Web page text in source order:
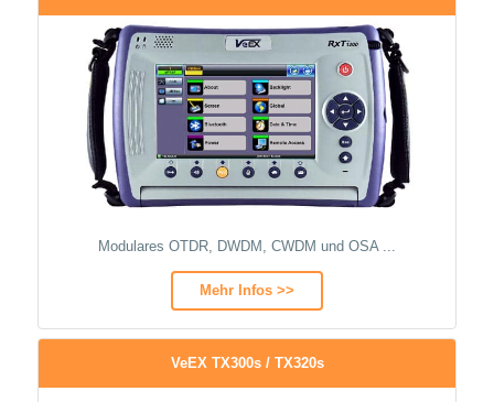
Modulares OTDR, DWDM, CWDM und OSA ...
Mehr Infos >>
VeEX TX300s / TX320s